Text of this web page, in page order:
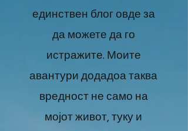
единствен блог овде за
да можете да го
истражите. Моите
авантури додадоа таква
вредност не само на
мојот живот, туку и